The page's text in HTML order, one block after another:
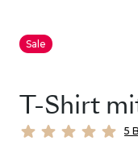
Sale
T-Shirt
5